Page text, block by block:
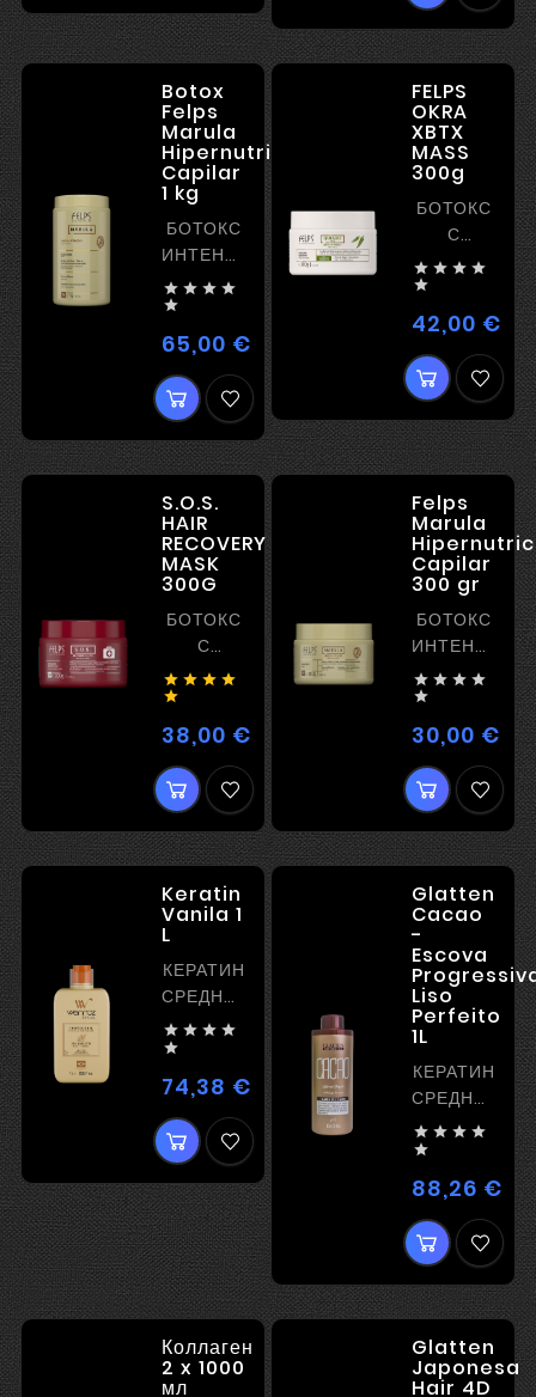
Botox
Felps
Marula
Hipernutricao
Capilar
1 kg
БОТОКС
ИНТЕНСИВНОЕ
ПИТАНИЕ
РАЗГЛАЖИВАНИЕ
   

65,00 €Цена
FELPS
OKRA
XBTX
MASS
300g
БОТОКС
С
   

42,00 €
S.O.S.
HAIR
RECOVERY
MASK
300G
БОТОКС
С
РЕКОНСТРУКЦИЕЙ
ВЫПРЯМЛЕНИЯ
И
ЭФФЕКТОМ
ПЛЕНКООБРАЗОВАНИЯ
   

38,00 €Цена
Felps
Marula
Capilar
300 gr
БОТОКС
ПИТАНИЕ
   

30,00 €
Keratin
Vanila 1
L
КЕРАТИН
СРЕДНЕЙ
МОЩНОСТИ
   

74,38 €Цена
Glatten
Cacao
-
Escova
Liso
Perfeito
1L
КЕРАТИН
СРЕДНЕЙ
МОЩНОСТИ
   

88,26 €
Коллаген
2 x 1000
мл
Glatten
Japonesa
Hair 4D